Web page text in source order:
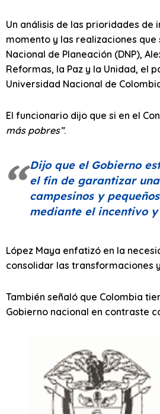
Un análisis de las prioridades de
momento y las realizaciones
Nacional de Planeación (DNP),
Reformas, la Paz y la Unidad, el
Universidad Nacional de
El funcionario dijo que si en el
más pobres”.
Dijo que el Gobierno
el fin de garantizar
campesinos y
mediante el incentivo
López Maya enfatizó en la
consolidar las transformaciones
También señaló que Colombia
Gobierno nacional en contraste